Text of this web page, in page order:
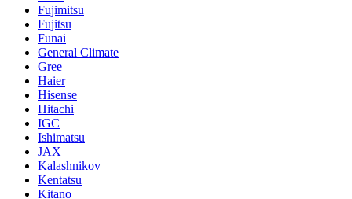
Fujimitsu
Fujitsu
Funai
General Climate
Gree
Haier
Hisense
Hitachi
IGC
Ishimatsu
JAX
Kalashnikov
Kentatsu
Kitano